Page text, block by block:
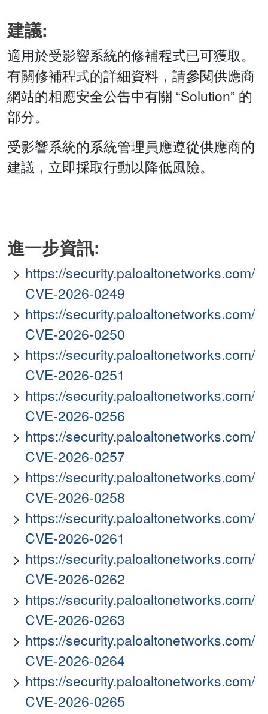
建議:
適用於受影響系統的修補程式已可獲取。
有關修補程式的詳細資料，請參閱供應商
網站的相應安全公告中有關 “Solution” 的
部分。
受影響系統的系統管理員應遵從供應商的
建議，立即採取行動以降低風險。
進一步資訊:
https://security.paloaltonetworks.com/
CVE-2026-0249
https://security.paloaltonetworks.com/
CVE-2026-0250
https://security.paloaltonetworks.com/
CVE-2026-0251
https://security.paloaltonetworks.com/
CVE-2026-0256
https://security.paloaltonetworks.com/
CVE-2026-0257
https://security.paloaltonetworks.com/
CVE-2026-0258
https://security.paloaltonetworks.com/
CVE-2026-0261
https://security.paloaltonetworks.com/
CVE-2026-0262
https://security.paloaltonetworks.com/
CVE-2026-0263
https://security.paloaltonetworks.com/
CVE-2026-0264
https://security.paloaltonetworks.com/
CVE-2026-0265